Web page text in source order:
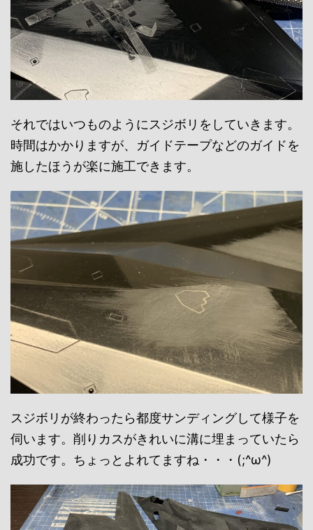
それではいつものようにスジボリをしていきます。
時間はかかりますが、ガイドテープなどのガイドを
施したほうが楽に施工できます。
スジボリが終わったら都度サンディングして様子を
伺います。削りカスがきれいに溝に埋まっていたら
成功です。ちょっとよれてますね・・・(;^ω^)